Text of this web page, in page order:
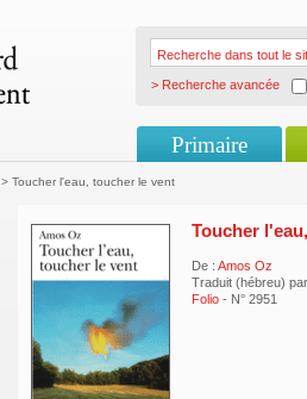
> Recherche avancée
Primaire
> Toucher l'eau, toucher le vent
Toucher
De : Amos Oz
Traduit (hébreu)
Folio - N° 2951